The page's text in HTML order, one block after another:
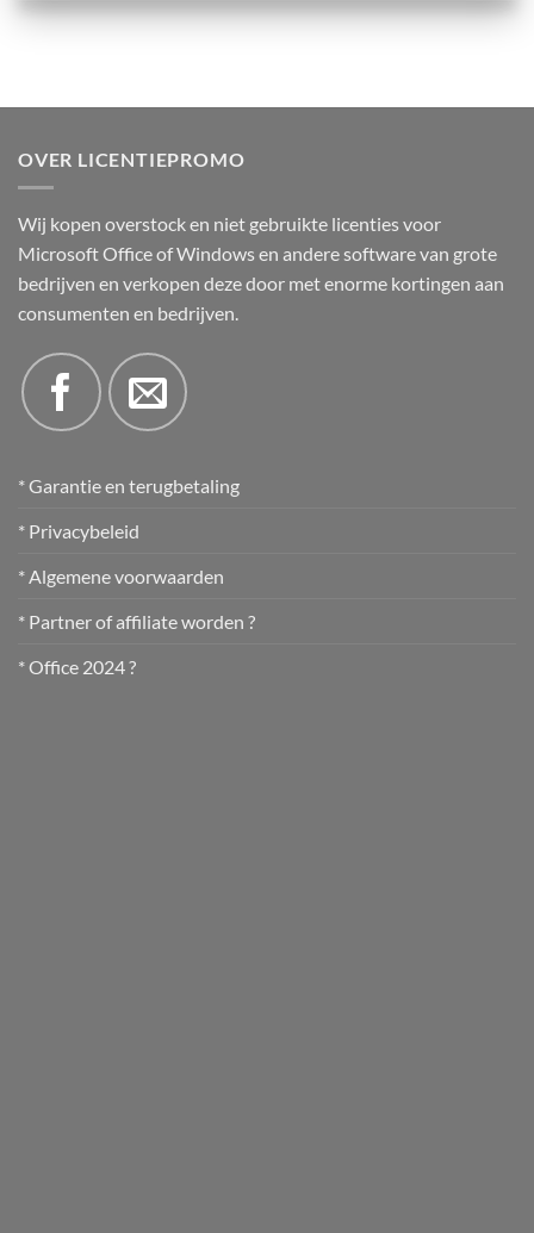
OVER LICENTIEPROMO
Wij kopen overstock en niet gebruikte licenties voor
Microsoft Office of Windows en andere software van grote
bedrijven en verkopen deze door met enorme kortingen aan
consumenten en bedrijven.
* Garantie en terugbetaling
* Privacybeleid
* Algemene voorwaarden
* Partner of affiliate worden ?
* Office 2024 ?